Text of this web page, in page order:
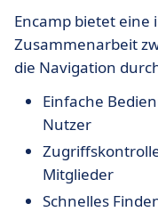
Encamp bietet eine
Zusammenarbeit
die Navigation
Einfache
Nutzer
Mitglieder
Schnelles